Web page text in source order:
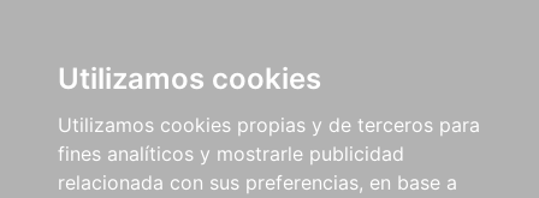
Utilizamos cookies
Utilizamos cookies propias y de terceros para
fines analíticos y mostrarle publicidad
relacionada con sus preferencias, en base a